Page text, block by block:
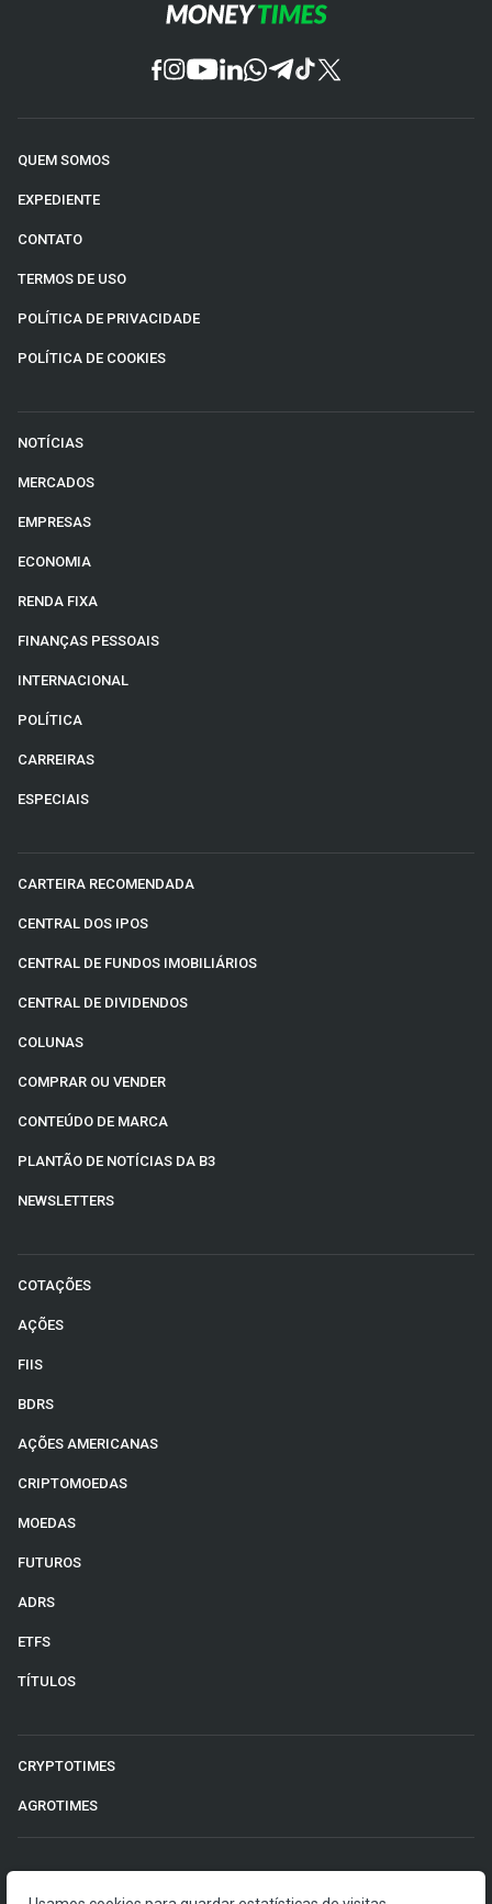
QUEM SOMOS
EXPEDIENTE
CONTATO
TERMOS DE USO
POLÍTICA DE PRIVACIDADE
POLÍTICA DE COOKIES
NOTÍCIAS
MERCADOS
EMPRESAS
ECONOMIA
RENDA FIXA
FINANÇAS PESSOAIS
INTERNACIONAL
POLÍTICA
CARREIRAS
ESPECIAIS
CARTEIRA RECOMENDADA
CENTRAL DOS IPOS
CENTRAL DE FUNDOS IMOBILIÁRIOS
CENTRAL DE DIVIDENDOS
COLUNAS
COMPRAR OU VENDER
CONTEÚDO DE MARCA
PLANTÃO DE NOTÍCIAS DA B3
NEWSLETTERS
COTAÇÕES
AÇÕES
FIIS
BDRS
AÇÕES AMERICANAS
CRIPTOMOEDAS
MOEDAS
FUTUROS
ADRS
ETFS
TÍTULOS
CRYPTOTIMES
AGROTIMES